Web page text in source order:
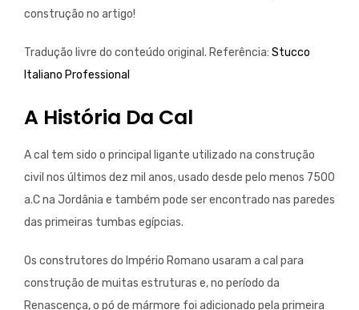
construção no artigo!
Tradução livre do conteúdo original. Referência: Stucco
Italiano Professional
A História Da Cal
A cal tem sido o principal ligante utilizado na construção
civil nos últimos dez mil anos, usado desde pelo menos 7500
a.C na Jordânia e também pode ser encontrado nas paredes
das primeiras tumbas egípcias.
Os construtores do Império Romano usaram a cal para
construção de muitas estruturas e, no período da
Renascença, o pó de mármore foi adicionado pela primeira